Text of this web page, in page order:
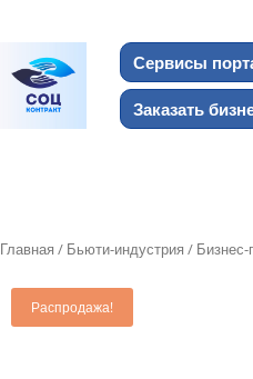
Сервисы
Заказать
Главная / Бьюти-индустрия / Бизнес-
Распродажа!